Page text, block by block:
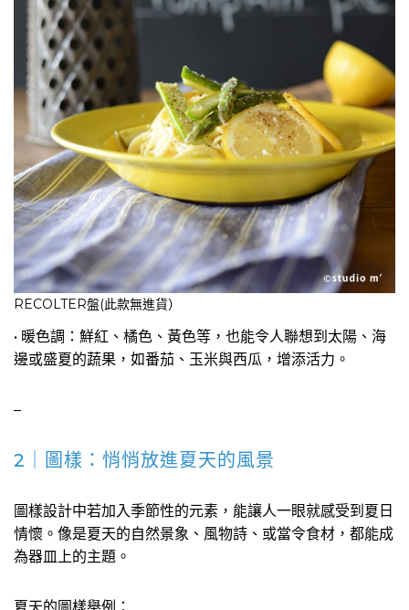
RECOLTER盤(此款無進貨）
• 暖色調：鮮紅、橘色、黃色等，也能令人聯想到太陽、海
邊或盛夏的蔬果，如番茄、玉米與西瓜，增添活力。
–
2｜圖樣：悄悄放進夏天的風景
圖樣設計中若加入季節性的元素，能讓人一眼就感受到夏日
情懷。像是夏天的自然景象、風物詩、或當令食材，都能成
為器皿上的主題。